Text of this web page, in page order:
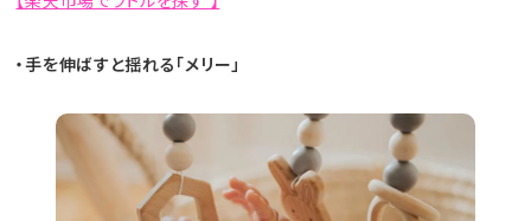
・手を伸ばすと揺れる「メリー」